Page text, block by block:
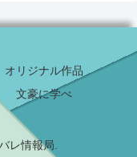
オリジナル作品
文豪に学べ
レ情報局.